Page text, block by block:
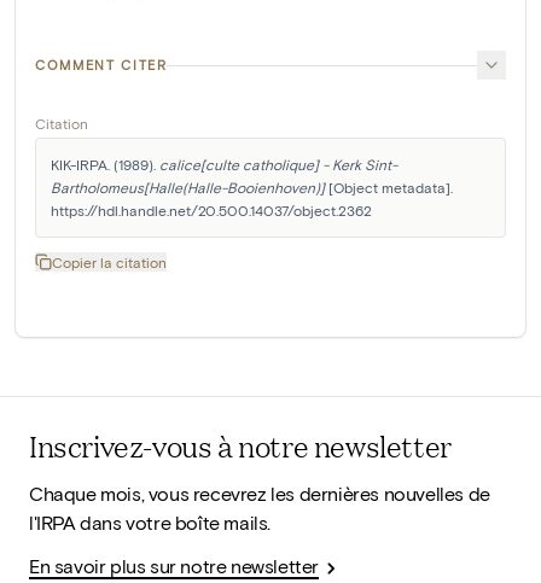
COMMENT CITER
Citation
KIK-IRPA. (1989). calice[culte catholique] - Kerk Sint-
Bartholomeus[Halle(Halle-Booienhoven)] [Object metadata].
https://hdl.handle.net/20.500.14037/object.2362
Copier la citation
Inscrivez-vous à notre newsletter
Chaque mois, vous recevrez les dernières nouvelles de
l'IRPA dans votre boîte mails.
En savoir plus sur notre newsletter